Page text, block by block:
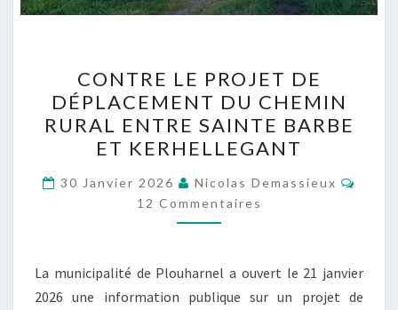
LE
PROJET
DE
DÉPLACEMENT
DU
CHEMIN
RURAL
SAINTE
BARBE
CONTRE LE PROJET DE
DÉPLACEMENT DU CHEMIN
RURAL ENTRE SAINTE BARBE
ET KERHELLEGANT
30 Janvier 2026 Nicolas Demassieux
12 Commentaires
La municipalité de Plouharnel a ouvert le 21 janvier
2026 une information publique sur un projet de